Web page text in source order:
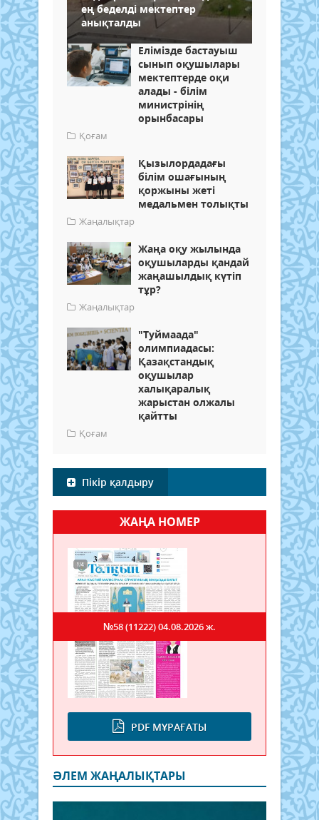
ең беделді мектептер
анықталды
Елімізде бастауыш
сынып оқушылары
мектептерде оқи
алады - білім
министрінің
орынбасары
Қоғам
Қызылордадағы
білім ошағының
қоржыны жеті
медальмен толықты
Жаңалықтар
Жаңа оқу жылында
оқушыларды қандай
жаңашылдық күтіп
тұр?
Жаңалықтар
"Туймаада"
олимпиадасы:
Қазақстандық
оқушылар
халықаралық
жарыстан олжалы
қайтты
Қоғам
Пікір қалдыру
ЖАҢА НОМЕР
PDF МҰРАҒАТЫ
№58 (11222)04.08.2026 ж.
ӘЛЕМ ЖАҢАЛЫҚТАРЫ